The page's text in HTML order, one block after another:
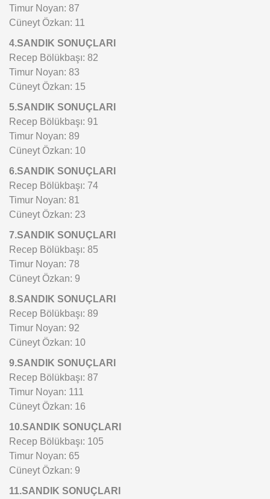
Timur Noyan: 87
Cüneyt Özkan: 11
4.SANDIK SONUÇLARI
Recep Bölükbaşı: 82
Timur Noyan: 83
Cüneyt Özkan: 15
5.SANDIK SONUÇLARI
Recep Bölükbaşı: 91
Timur Noyan: 89
Cüneyt Özkan: 10
6.SANDIK SONUÇLARI
Recep Bölükbaşı: 74
Timur Noyan: 81
Cüneyt Özkan: 23
7.SANDIK SONUÇLARI
Recep Bölükbaşı: 85
Timur Noyan: 78
Cüneyt Özkan: 9
8.SANDIK SONUÇLARI
Recep Bölükbaşı: 89
Timur Noyan: 92
Cüneyt Özkan: 10
9.SANDIK SONUÇLARI
Recep Bölükbaşı: 87
Timur Noyan: 111
Cüneyt Özkan: 16
10.SANDIK SONUÇLARI
Recep Bölükbaşı: 105
Timur Noyan: 65
Cüneyt Özkan: 9
11.SANDIK SONUÇLARI